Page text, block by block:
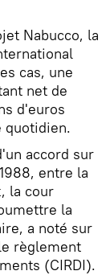
Nabucco, la
cas, une
net de
d'euros
quotidien.
accord sur
entre la
la cour
la
a noté sur
règlement
(CIRDI).